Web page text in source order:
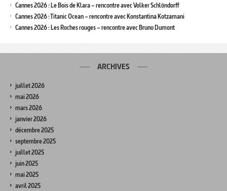
Cannes 2026 : Le Bois de Klara – rencontre avec Volker Schlöndorff
Cannes 2026 : Titanic Ocean – rencontre avec Konstantina Kotzamani
Cannes 2026 : Les Roches rouges – rencontre avec Bruno Dumont
ARCHIVES
juillet 2026
mai 2026
mars 2026
janvier 2026
décembre 2025
septembre 2025
juillet 2025
juin 2025
mai 2025
avril 2025